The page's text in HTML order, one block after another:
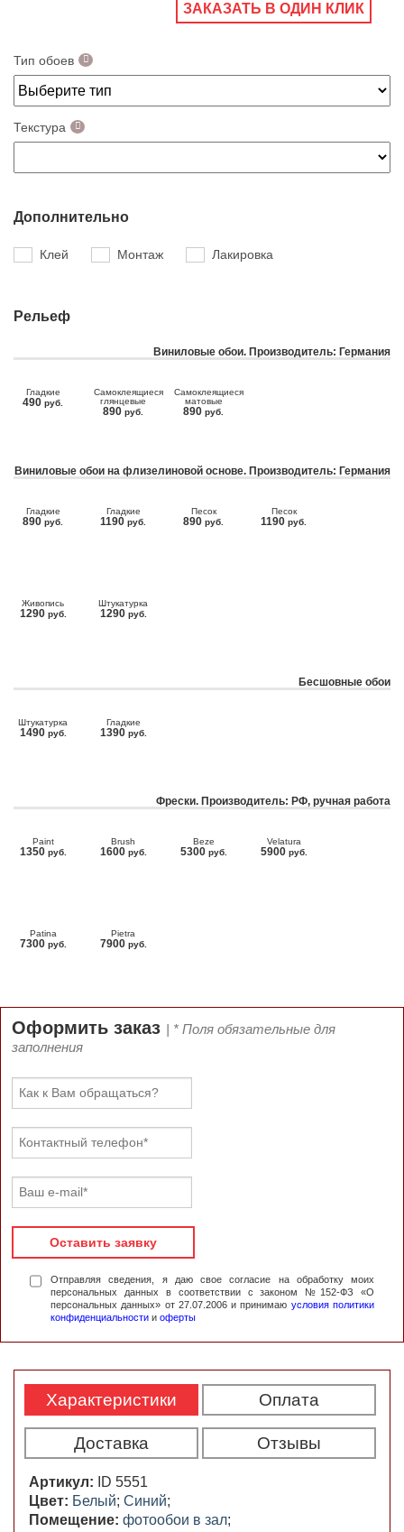
ЗАКАЗАТЬ В ОДИН КЛИК
Тип обоев
Текстура
Дополнительно
Клей Монтаж Лакировка
Рельеф
Виниловые обои. Производитель: Германия
Гладкие
490 руб.
Самоклеящиеся
глянцевые
890 руб.
Самоклеящиеся
матовые
890 руб.
Виниловые обои на флизелиновой основе. Производитель: Германия
Гладкие
890 руб.
Гладкие
1190 руб.
Песок
890 руб.
Песок
1190 руб.
Живопись
1290 руб.
Штукатурка
1290 руб.
Бесшовные обои
Штукатурка
1490 руб.
Гладкие
1390 руб.
Фрески. Производитель: РФ, ручная работа
Paint
1350 руб.
Brush
1600 руб.
Beze
5300 руб.
Velatura
5900 руб.
Patina
7300 руб.
Pietra
7900 руб.
Оформить заказ | * Поля обязательные для
заполнения
Оставить заявку
Отправляя сведения, я даю свое согласие на обработку моих
персональных данных в соответствии с законом №152-ФЗ «О
персональных данных» от 27.07.2006 и принимаю условия политики
конфиденциальности и оферты
Характеристики Оплата
Доставка Отзывы
Артикул:
ID 5551
Цвет: Белый; Синий;
Помещение: фотообои в зал;